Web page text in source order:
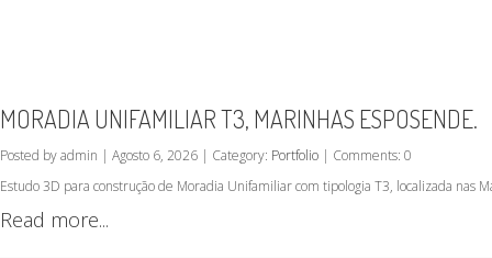
MORADIA UNIFAMILIAR T3, MARINHAS ESPOSENDE.
Posted by admin | Agosto 6, 2026 | Category: Portfolio | Comments: 0
Estudo 3D para construção de Moradia Unifamiliar com tipologia T3, localizada nas
Read more...